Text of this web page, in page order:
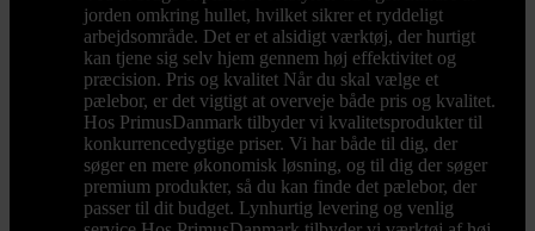
jorden omkring hullet, hvilket sikrer et ryddeligt
arbejdsområde. Det er et alsidigt værktøj, der hurtigt
kan tjene sig selv hjem gennem høj effektivitet og
præcision. Pris og kvalitet Når du skal vælge et
pælebor, er det vigtigt at overveje både pris og kvalitet.
Hos PrimusDanmark tilbyder vi kvalitetsprodukter til
konkurrencedygtige priser. Vi har både til dig, der
søger en mere økonomisk løsning, og til dig der søger
premium produkter, så du kan finde det pælebor, der
passer til dit budget. Lynhurtig levering og venlig